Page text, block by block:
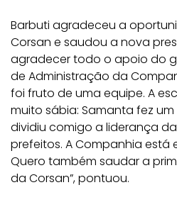
Barbuti agradeceu a
Corsan e saudou a nova
agradecer todo o apoio do
de Administração da
foi fruto de uma equipe. A
muito sábia: Samanta fez
dividiu comigo a liderança
prefeitos. A Companhia está
Quero também saudar a
da Corsan”, pontuou.